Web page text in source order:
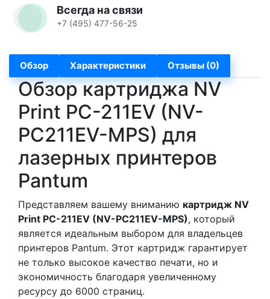
Всегда на связи
+7 (495) 477-56-25
Обзор Характеристики Отзывы (0)
Обзор картриджа NV
Print PC-211EV (NV-
PC211EV-MPS) для
лазерных принтеров
Pantum
Представляем вашему вниманию картридж NV
Print PC-211EV (NV-PC211EV-MPS), который
является идеальным выбором для владельцев
принтеров Pantum. Этот картридж гарантирует
не только высокое качество печати, но и
экономичность благодаря увеличенному
ресурсу до 6000 страниц.